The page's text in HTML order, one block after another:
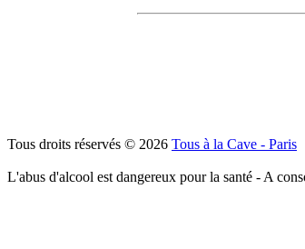
Tous droits réservés © 2026 Tous à la Cave - Paris
L'abus d'alcool est dangereux pour la santé - A